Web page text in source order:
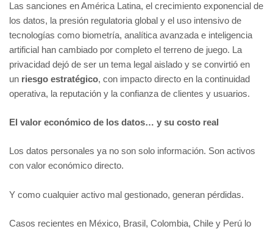
Las sanciones en América Latina, el crecimiento exponencial de
los datos, la presión regulatoria global y el uso intensivo de
tecnologías como biometría, analítica avanzada e inteligencia
artificial han cambiado por completo el terreno de juego. La
privacidad dejó de ser un tema legal aislado y se convirtió en
un riesgo estratégico, con impacto directo en la continuidad
operativa, la reputación y la confianza de clientes y usuarios.
El valor económico de los datos… y su costo real
Los datos personales ya no son solo información. Son activos
con valor económico directo.
Y como cualquier activo mal gestionado, generan pérdidas.
Casos recientes en México, Brasil, Colombia, Chile y Perú lo